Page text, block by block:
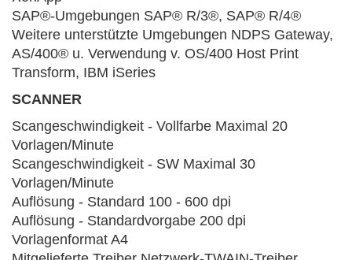
SAP®-Umgebungen SAP® R/3®, SAP® R/4®
Weitere unterstützte Umgebungen NDPS Gateway,
AS/400® u. Verwendung v. OS/400 Host Print
Transform, IBM iSeries
SCANNER
Scangeschwindigkeit - Vollfarbe Maximal 20
Vorlagen/Minute
Scangeschwindigkeit - SW Maximal 30
Vorlagen/Minute
Auflösung - Standard 100 - 600 dpi
Auflösung - Standardvorgabe 200 dpi
Vorlagenformat A4